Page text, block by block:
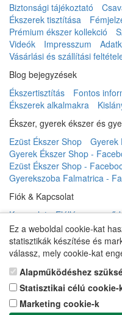
Biztonsági tájékoztató
Ékszerek tisztítása
Prémium ékszer kollekció
Videók
Impresszum
Vásárlási és szállítási
Blog bejegyzések
Ékszertisztítás
Fontos
Ékszerek alkalmakra
Ékszer, gyerek ékszer és
Ezüst Ékszer Shop
Gyerek
Gyerek Ékszer Shop -
Ezüst Ékszer Shop -
Gyerekszoba Falmatrica -
Fiók & Kapcsolat
Kapcsolat
Elállás a
Rendelés követés
Ez a weboldal cookie-kat
statisztikák készítése és
válassz, mely cookie-kat
Alapműködéshez
Statisztikai célú cookie-
Marketing cookie-k